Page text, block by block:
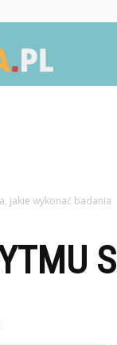
jakie wykonać badania